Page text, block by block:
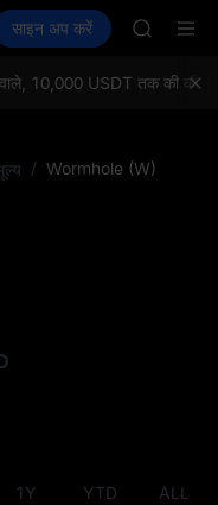
फ़्यूचर्स SPCX कमाएँ
साइन अप करें
SPCX
HFT
10,000 USDT तक की कीमत
/ Wormhole (W)
1Y YTD ALL